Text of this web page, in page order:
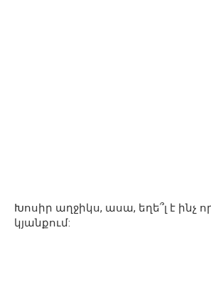
Խոսիր աղջիկս, ասա, եղե՞լ է ինչ
կյանքում: